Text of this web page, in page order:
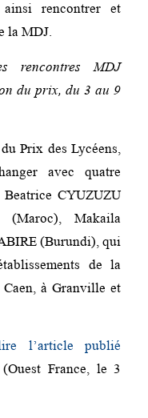
rencontrer et
la MDJ.
rencontres MDJ
du prix, du 3 au 9
Prix des Lycéens,
avec quatre
CYUZUZU
(Maroc), Makaila
(Burundi), qui
de la
à Granville et
l’article publié
(Ouest France, le 3